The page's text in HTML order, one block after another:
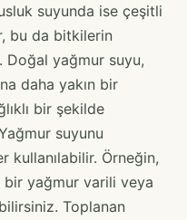
suyunda ise çeşitli
bu da bitkilerin
Doğal yağmur suyu,
daha yakın bir
bir şekilde
suyunu
Örneğin,
yağmur varili veya
Toplanan